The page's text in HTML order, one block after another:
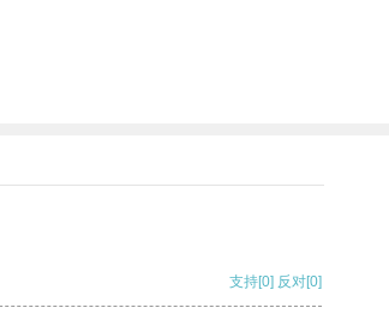
支持[0] 反对[0]